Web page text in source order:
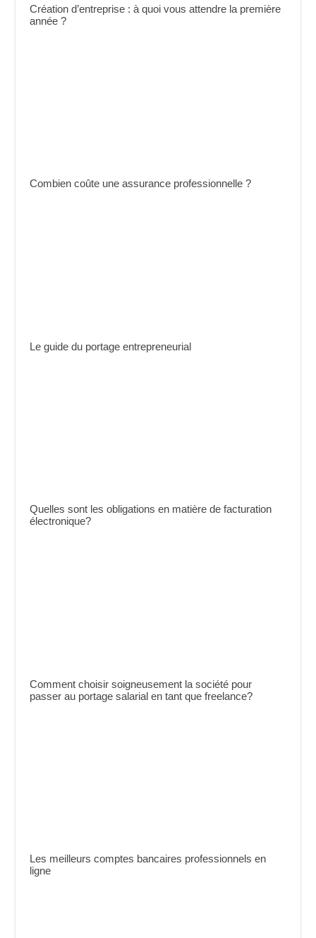
Création d’entreprise : à quoi vous attendre la première
année ?
Combien coûte une assurance professionnelle ?
Le guide du portage entrepreneurial
Quelles sont les obligations en matière de facturation
électronique?
Comment choisir soigneusement la société pour
passer au portage salarial en tant que freelance?
Les meilleurs comptes bancaires professionnels en
ligne